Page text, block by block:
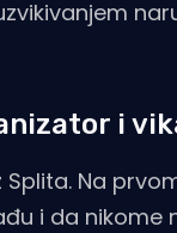
i
Na
i da